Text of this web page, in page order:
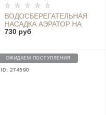
ВОДОСБЕРЕГАТЕЛЬНАЯ
НАСАДКА АЭРАТОР НА
КРАН DIIIB (DXSZ004)
730 руб
ОЖИДАЕМ ПОСТУПЛЕНИЯ
ID: 274590